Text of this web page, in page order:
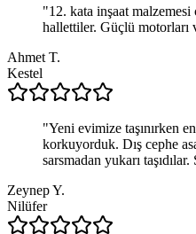
"12. kata inşaat
hallettiler. Güçlü motorları
Ahmet T.
Kestel
"Yeni evimize taşınırken
korkuyorduk. Dış cephe
sarsmadan yukarı taşıdılar.
Zeynep Y.
Nilüfer